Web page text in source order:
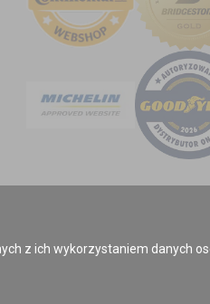
z ich wykorzystaniem danych